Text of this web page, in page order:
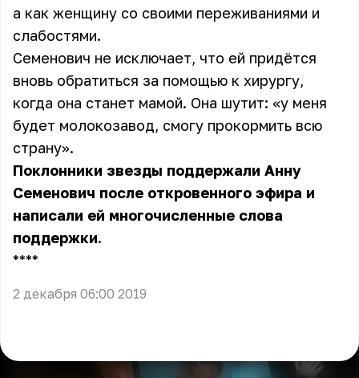
а как женщину со своими переживаниями и
слабостями.
Семенович не исключает, что ей придётся
вновь обратиться за помощью к хирургу,
когда она станет мамой. Она шутит: «у меня
будет молокозавод, смогу прокормить всю
страну».
Поклонники звезды поддержали Анну
Семенович после откровенного эфира и
написали ей многочисленные слова
поддержки.
** **
2 декабря 06:00 2019